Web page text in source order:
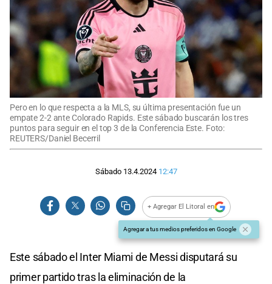
Pero en lo que respecta a la MLS, su última presentación fue un
empate 2-2 ante Colorado Rapids. Este sábado buscarán los tres
puntos para seguir en el top 3 de la Conferencia Este. Foto:
REUTERS/Daniel Becerril
Sábado 13.4.2024 12:47
+ Agregar El Litoral en
Agregar a tus medios preferidos en Google
Este sábado el Inter Miami de Messi disputará su
primer partido tras la eliminación de la